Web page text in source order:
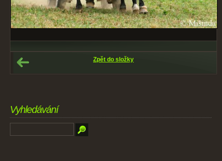
Zpět do složky
Vyhledávání